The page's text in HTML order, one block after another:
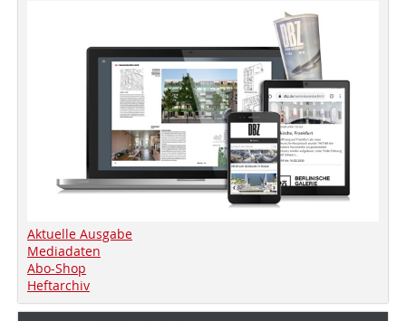
Aktuelle Ausgabe
Mediadaten
Abo-Shop
Heftarchiv